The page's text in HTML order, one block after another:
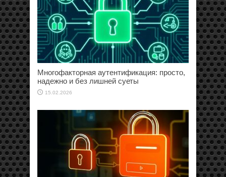
Многофакторная аутентификация: просто,
надежно и без лишней суеты
15.02.2026